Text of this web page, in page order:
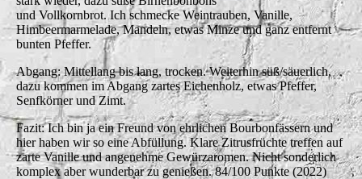
und Vollkornbrot. Ich schmecke Weintrauben, Vanille,
Himbeermarmelade, Mandeln, etwas Minze und ganz entfernt
bunten Pfeffer.
Abgang: Mittellang bis lang, trocken. Weiterhin süß/säuerlich,
dazu kommen im Abgang zartes Eichenholz, etwas Pfeffer,
Senfkörner und Zimt.
Fazit: Ich bin ja ein Freund von ehrlichen Bourbonfässern und
hier haben wir so eine Abfüllung. Klare Zitrusfrüchte treffen auf
zarte Vanille und angenehme Gewürzaromen. Nicht sonderlich
komplex aber wunderbar zu genießen. 84/100 Punkte (2022)